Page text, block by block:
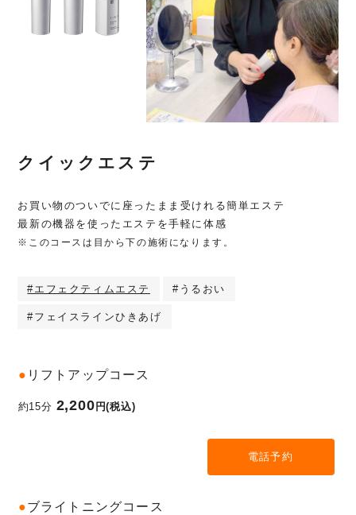
クイックエステ
お買い物のついでに座ったまま受けれる簡単エステ
最新の機器を使ったエステを手軽に体感
※このコースは目から下の施術になります。
#エフェクティムエステ #うるおい
#フェイスラインひきあげ
● リフトアップコース
約15分 2,200 円(税込)
電話予約
●ブライトニングコース